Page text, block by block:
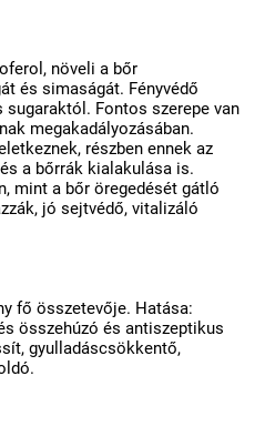
növeli a bőr
és simaságát. Fényvédő
Fontos szerepe van
megakadályozásában.
részben ennek az
a bőrrák kialakulása is.
mint a bőr öregedését gátló
jó sejtvédő, vitalizáló
fő összetevője. Hatása:
összehúzó és antiszeptikus
gyulladáscsökkentő,